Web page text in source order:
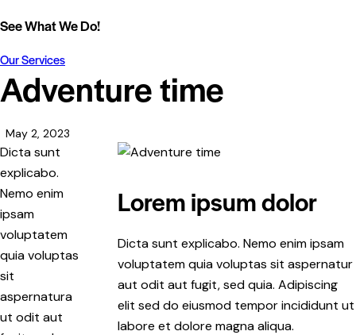
See What We Do!
Our Services
Adventure time
May 2, 2023
Dicta sunt
explicabo.
Nemo enim
ipsam
voluptatem
quia voluptas
sit
aspernatura
ut odit aut
Lorem ipsum dolor
Dicta sunt explicabo. Nemo enim ipsam
voluptatem quia voluptas sit aspernatur
aut odit aut fugit, sed quia. Adipiscing
elit sed do eiusmod tempor incididunt ut
labore et dolore magna aliqua.